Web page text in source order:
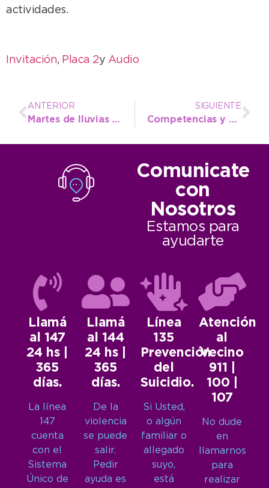
actividades.
Invitación, Placa 2y Audio
ANTERIOR
Martes de lluvias y tormentas, aunque con aire pesado
SIGUIENTE
Competencias y escapes ilegales abundaron en los operativos vehiculares
Comunicate
con
Nosotros
Estamos para
ayudarte
Llamá
al 147
24 hs |
365
días.
La línea
147
cuenta
con el
Sistema
Único de
Llamá
al 144
24 hs |
365
días.
De la
violencia
se puede
salir.
Pedir
ayuda es
Línea
135
Prevención
del
Suicidio.
Si Usted,
o algún
familiar o
allegado
suyo,
está
Atención
al
Vecino
911 |
100 |
107
No dude
en
llamarnos
para
realizar